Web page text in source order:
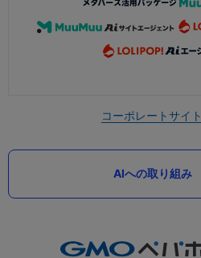
コーポレートサイト
AIへの取り組み